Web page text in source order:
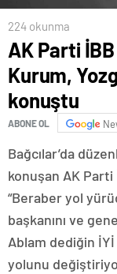
224 okunma
AK Parti
Kurum,
konuştu
ABONE OL
Bağcılar’da
konuşan AK Parti
“Beraber yol
başkanını ve
Ablam dediğin
yolunu